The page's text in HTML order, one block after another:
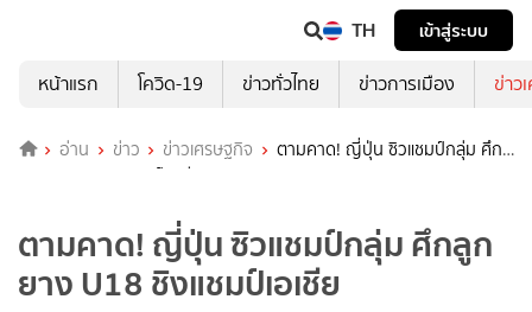
TH
เข้าสู่ระบบ
หน้าแรก
โควิด-19 ข่าวทั่วไทย ข่าวการเมือง ข่าว
อ่าน ข่าว ข่าวเศรษฐกิจ
ตามคาด! ญี่ปุ่น ซิวแชมป์กลุ่ม ศึก
ลูกยาง U18 ชิงแชมป์เอเชีย
ตามคาด! ญี่ปุ่น ซิวแชมป์กลุ่ม ศึกลูก
ยาง U18 ชิงแชมป์เอเชีย